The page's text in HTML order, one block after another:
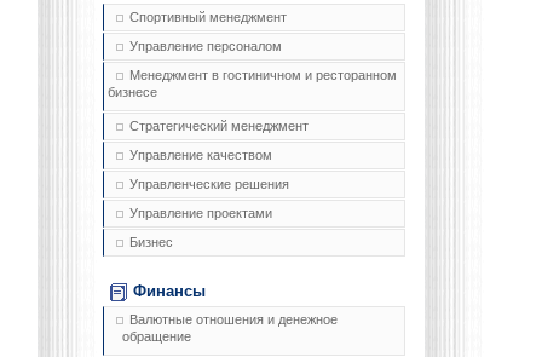
Спортивный менеджмент
Управление персоналом
Менеджмент в гостиничном и ресторанном
бизнесе
Стратегический менеджмент
Управление качеством
Управленческие решения
Управление проектами
Бизнес
Финансы
Валютные отношения и денежное
обращение